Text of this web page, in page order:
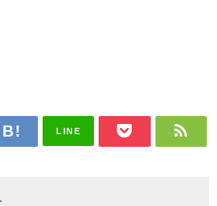
LINE